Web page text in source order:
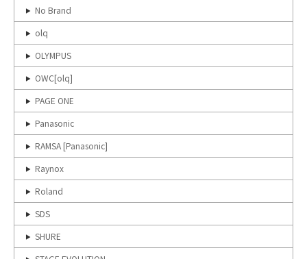
No Brand
olq
OLYMPUS
OWC[olq]
PAGE ONE
Panasonic
RAMSA [Panasonic]
Raynox
Roland
SDS
SHURE